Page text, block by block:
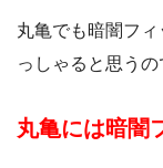
丸亀でも暗闇フ
っしゃると思う
丸亀には暗闇